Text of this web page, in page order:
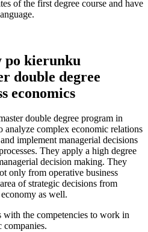
of the first degree course and have
po kierunku
double degree
economics
double degree program in
analyze complex economic relations
implement managerial decisions
They apply a high degree
decision making. They
only from operative business
of strategic decisions from
as well.
with the competencies to work in
companies.